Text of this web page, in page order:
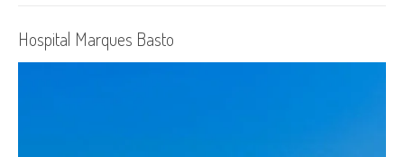
Hospital Marques Basto